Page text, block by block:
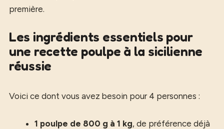
première.
Les ingrédients essentiels pour
une recette poulpe à la sicilienne
réussie
Voici ce dont vous avez besoin pour 4 personnes :
1 poulpe de 800 g à 1 kg, de préférence déjà